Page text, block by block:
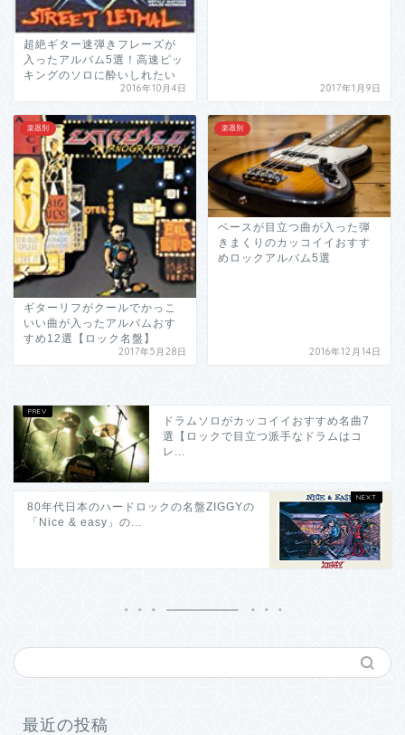
超絶ギター速弾きフレーズが
入ったアルバム5選！高速ピッ
キングのソロに酔いしれたい
2016年10月4日 2017年1月9日
楽器別
ギターリフがクールでかっこ
いい曲が入ったアルバムおす
すめ12選【ロック名盤】
2017年5月28日
楽器別
ベースが目立つ曲が入った弾
きまくりのカッコイイおすす
めロックアルバム5選
2016年12月14日
ドラムソロがカッコイイおすすめ名曲7
選【ロックで目立つ派手なドラムはコ
レ...
80年代日本のハードロックの名盤ZIGGYの
「Nice & easy」の...
最近の投稿